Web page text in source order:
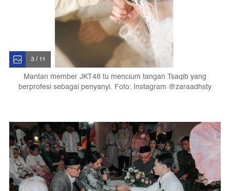
3 / 11
Mantan member JKT48 tu mencium tangan Tsaqib yang
berprofesi sebagai penyanyi. Foto: Instagram @zaraadhsty